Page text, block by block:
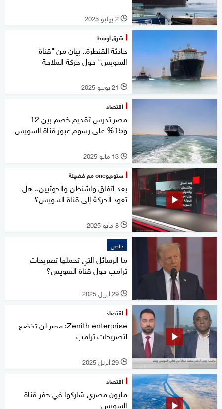
l 2 يوليو 2025
شرق أوسط
حادثة القنطرة.. بيان من "قناة
السويس" حول حركة الملاحة
l 21 يونيو 2025
اقتصاد
مصر تدرس تقديم خصم بين 12
و15% على رسوم عبور قناة السويس
l 13 مايو 2025
ستوديوone مع فضيلة
بعد اتفاق واشنطن والحوثيين.. هل
تعود الحركة إلى قناة السويس؟
l 8 مايو 2025
خاص
ما الرسائل التي تحملها تصريحات
ترامب حول قناة السويس؟
l 29 أبريل 2025
اقتصاد
Zenith enterprise: مصر لن تخضع
لتصريحات ترامب
l 29 أبريل 2025
اقتصاد
مليون مصري شاركوا في حفر قناة
السويس